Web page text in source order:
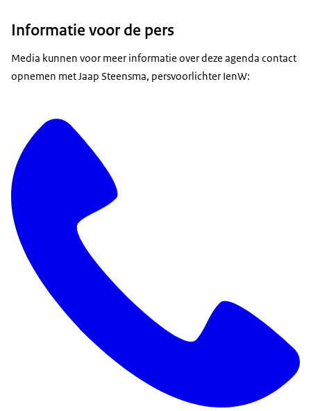
Informatie voor de pers
Media kunnen voor meer informatie over deze agenda contact
opnemen met Jaap Steensma, persvoorlichter IenW: